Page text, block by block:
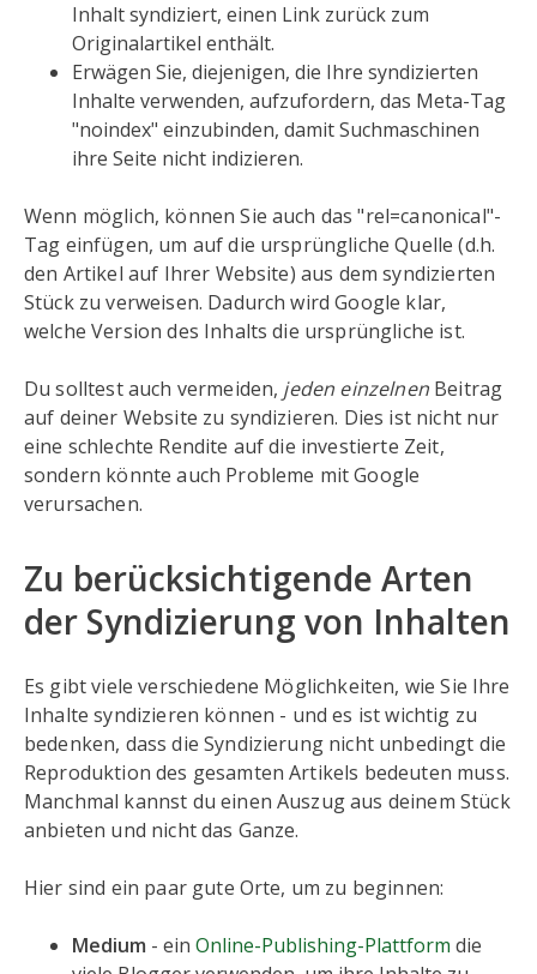
Inhalt syndiziert, einen Link zurück zum
Originalartikel enthält.
Erwägen Sie, diejenigen, die Ihre syndizierten
Inhalte verwenden, aufzufordern, das Meta-Tag
"noindex" einzubinden, damit Suchmaschinen
ihre Seite nicht indizieren.
Wenn möglich, können Sie auch das "rel=canonical"-
Tag einfügen, um auf die ursprüngliche Quelle (d.h.
den Artikel auf Ihrer Website) aus dem syndizierten
Stück zu verweisen. Dadurch wird Google klar,
welche Version des Inhalts die ursprüngliche ist.
Du solltest auch vermeiden, jeden einzelnen Beitrag
auf deiner Website zu syndizieren. Dies ist nicht nur
eine schlechte Rendite auf die investierte Zeit,
sondern könnte auch Probleme mit Google
verursachen.
Zu berücksichtigende Arten
der Syndizierung von Inhalten
Es gibt viele verschiedene Möglichkeiten, wie Sie Ihre
Inhalte syndizieren können - und es ist wichtig zu
bedenken, dass die Syndizierung nicht unbedingt die
Reproduktion des gesamten Artikels bedeuten muss.
Manchmal kannst du einen Auszug aus deinem Stück
anbieten und nicht das Ganze.
Hier sind ein paar gute Orte, um zu beginnen:
Medium - ein Online-Publishing-Plattform die